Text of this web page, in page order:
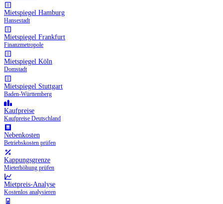
Mietspiegel Hamburg
Hansestadt
Mietspiegel Frankfurt
Finanzmetropole
Mietspiegel Köln
Domstadt
Mietspiegel Stuttgart
Baden-Württemberg
Kaufpreise
Kaufpreise Deutschland
Nebenkosten
Betriebskosten prüfen
Kappungsgrenze
Mieterhöhung prüfen
Mietpreis-Analyse
Kostenlos analysieren